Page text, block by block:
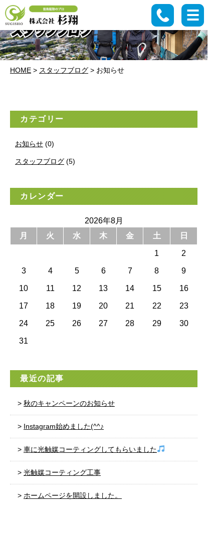
HOME > スタッフブログ > お知らせ
カテゴリー
お知らせ (0)
スタッフブログ (5)
カレンダー
2026年8月
月
火 水 木 金 土 日
1 2
3 4 5 6 7 8 9
10 11 12 13 14 15 16
17 18 19 20 21 22 23
24 25 26 27 28 29 30
31
最近の記事
秋のキャンペーンのお知らせ
Instagram始めました(^^♪
車に光触媒コーティングしてもらいました
光触媒コーティング工事
ホームページを開設しました。